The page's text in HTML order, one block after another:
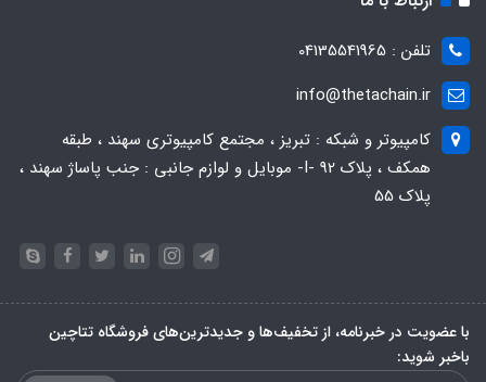
تلفن : 04135541965
info@thetachain.ir
کامپیوتر و شبکه : تبریز ، مجتمع کامپیوتری سهند ، طبقه
همکف ، پلاک 92 -I- موبایل و لوازم جانبی : جنب پاساژ سهند ،
پلاک 55
با عضویت در خبرنامه، از تخفیف‌ها و جدیدترین‌های فروشگاه تتاچین
باخبر شوید: